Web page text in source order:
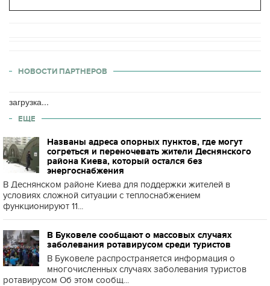
НОВОСТИ ПАРТНЕРОВ
загрузка...
ЕЩЕ
Названы адреса опорных пунктов, где могут
согреться и переночевать жители Деснянского
района Киева, который остался без
энергоснабжения
В Деснянском районе Киева для поддержки жителей в
условиях сложной ситуации с теплоснабжением
функционируют 11...
В Буковеле сообщают о массовых случаях
заболевания ротавирусом среди туристов
В Буковеле распространяется информация о
многочисленных случаях заболевания туристов
ротавирусом Об этом сообщ...